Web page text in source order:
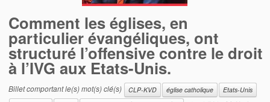
Comment les églises, en
particulier évangéliques, ont
structuré l’offensive contre le droit
à l’IVG aux Etats-Unis.
Billet comportant le(s) mot(s) clé(s) CLP-KVD église catholique
Etats-Unis